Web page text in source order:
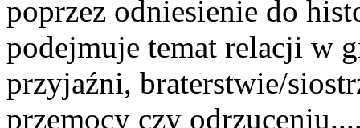
poprzez odniesienie do
podejmuje temat relacji w
przyjaźni, braterstwie/
przemocy czy